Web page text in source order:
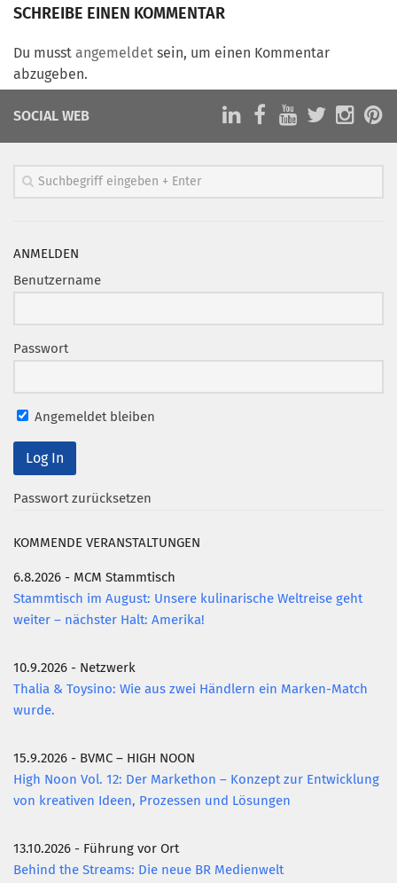
Marketing Pioniere
MarketingFrauen
Münchner Marketingpreis
Mentoring
Bundesverband Marketing Clubs
CLUB-KOMMUNIKATION
MCM Club TV
PODCAST
AKTUELLES
SCHREIBE EINEN KOMMENTAR
Du musst angemeldet sein, um einen Kommentar
abzugeben.
SOCIAL WEB
ANMELDEN
Benutzername
Passwort
Angemeldet bleiben
Passwort zurücksetzen
KOMMENDE VERANSTALTUNGEN
6.8.2026 - MCM Stammtisch
Stammtisch im August: Unsere kulinarische Weltreise geht
weiter – nächster Halt: Amerika!
10.9.2026 - Netzwerk
Thalia & Toysino: Wie aus zwei Händlern ein Marken-Match
wurde.
15.9.2026 - BVMC – HIGH NOON
High Noon Vol. 12: Der Markethon – Konzept zur Entwicklung
von kreativen Ideen, Prozessen und Lösungen
13.10.2026 - Führung vor Ort
Behind the Streams: Die neue BR Medienwelt